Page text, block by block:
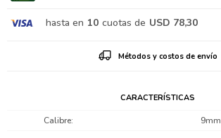
hasta en 10 cuotas de USD 78,30
Métodos y costos de envío
CARACTERÍSTICAS
Calibre 9mm